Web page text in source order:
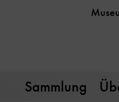
Sammlung